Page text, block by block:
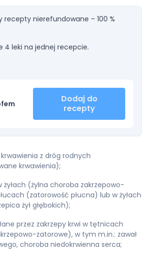
recepty nierefundowane – 100 %
4 leki na jednej recepcie.
Dodaj do
recepty
z dróg rodnych
krwawienia);
żyłach (żylna choroba zakrzepowo-
(zatorowość płucna) lub w żyłach
żył głębokich);
przez zakrzepy krwi w tętnicach
zatorowe), w tym m.in.: zawał
choroba niedokrwienna serca;